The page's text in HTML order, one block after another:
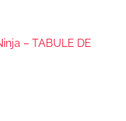
– TABULE DE